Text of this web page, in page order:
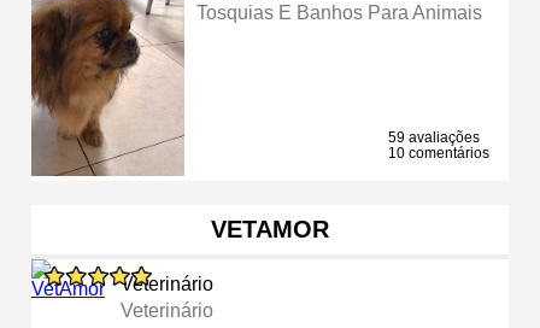
Tosquias E Banhos Para Animais
59 avaliações
10 comentários
VETAMOR
Veterinário
Veterinário